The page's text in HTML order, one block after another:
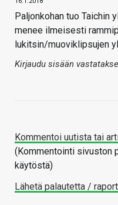
Paljonkohan tuo Taichin
menee ilmeisesti
lukitsin/muoviklipsujen
Kirjaudu sisään
Kommentoi uutista tai
(Kommentointi sivuston
käytöstä)
Lähetä palautetta /